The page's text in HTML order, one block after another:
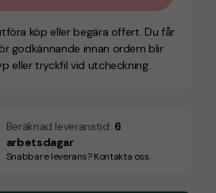
köp eller begära offert. Du får
godkännande innan ordern blir
eller tryckfil vid utcheckning.
Beräknad leveranstid: 6
arbetsdagar
Snabbare leverans? Kontakta oss.